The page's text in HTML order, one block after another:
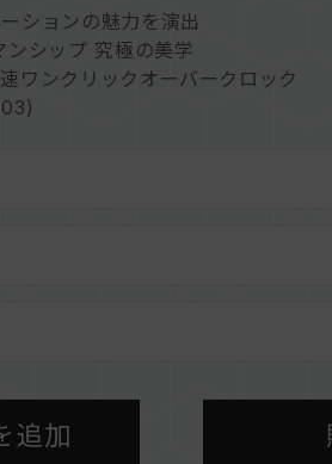
ションの魅力を演出
シップ 究極の美学
ワンクリックオーバークロック
されます
を搭載で安定かつ効率的な電源供
コントローラー 複数のライティン
よる低消費電力化で発熱を抑えま
）
追加